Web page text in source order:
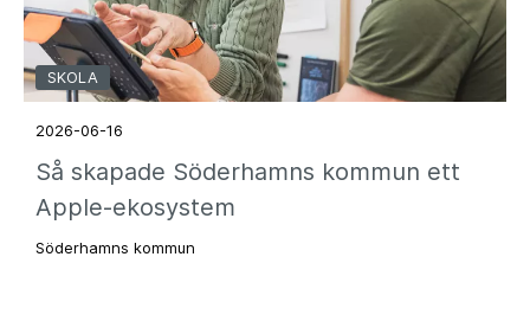
SKOLA
2026-06-16
Så skapade Söderhamns kommun ett
Apple-ekosystem
Söderhamns kommun